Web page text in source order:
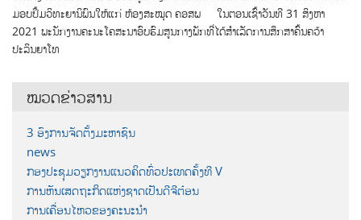
ມອບປຶ້ມວິທະຍານິພົນໃຫ້ແກ່ ຫ້ອງສະໝຸດ ຄອສພ ໃນຕອນເຊົ້າວັນທີ 31 ສິງຫາ
2021 ພະນັກງານຄະນະໂຄສະນາອົບຮົມສູນກາງພັກທີ່ໄດ້ສຳເລັດການສຶກສາຄົ້ນຄວ້າ
ປະລິນຍາໂທ
ໝວດຂ່າວສານ
3 ອົງການຈັດຕັ້ງມະຫາຊົນ
news
ກອງປະຊຸມວຽກງານແນວຄິດທົ່ວປະເທດຄັ້ງທີ V
ການຫັນເສດຖະກິດແຫ່ງຊາດເປັນດີຈີຕ໋ອນ
ການເຄື່ອນໄຫວຂອງຄະນະນຳ